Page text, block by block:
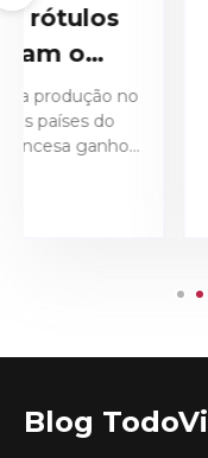
O recorde
de la
Descubra os
tornaram o
garrafa mais
Blog